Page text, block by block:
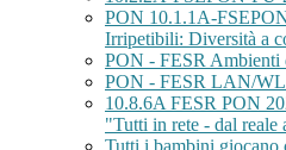
PON 10.1.1A-
Irripetibili: Diversità a
PON - FESR Ambienti
PON - FESR LAN/
10.8.6A FESR PON
"Tutti in rete - dal reale